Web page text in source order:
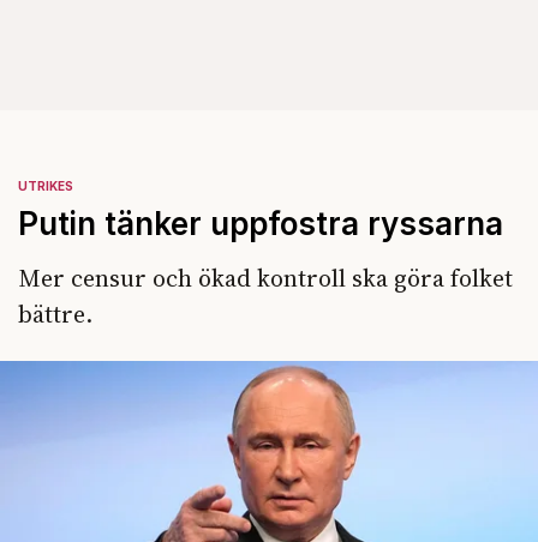
UTRIKES
Putin tänker uppfostra ryssarna
Mer censur och ökad kontroll ska göra folket
bättre.